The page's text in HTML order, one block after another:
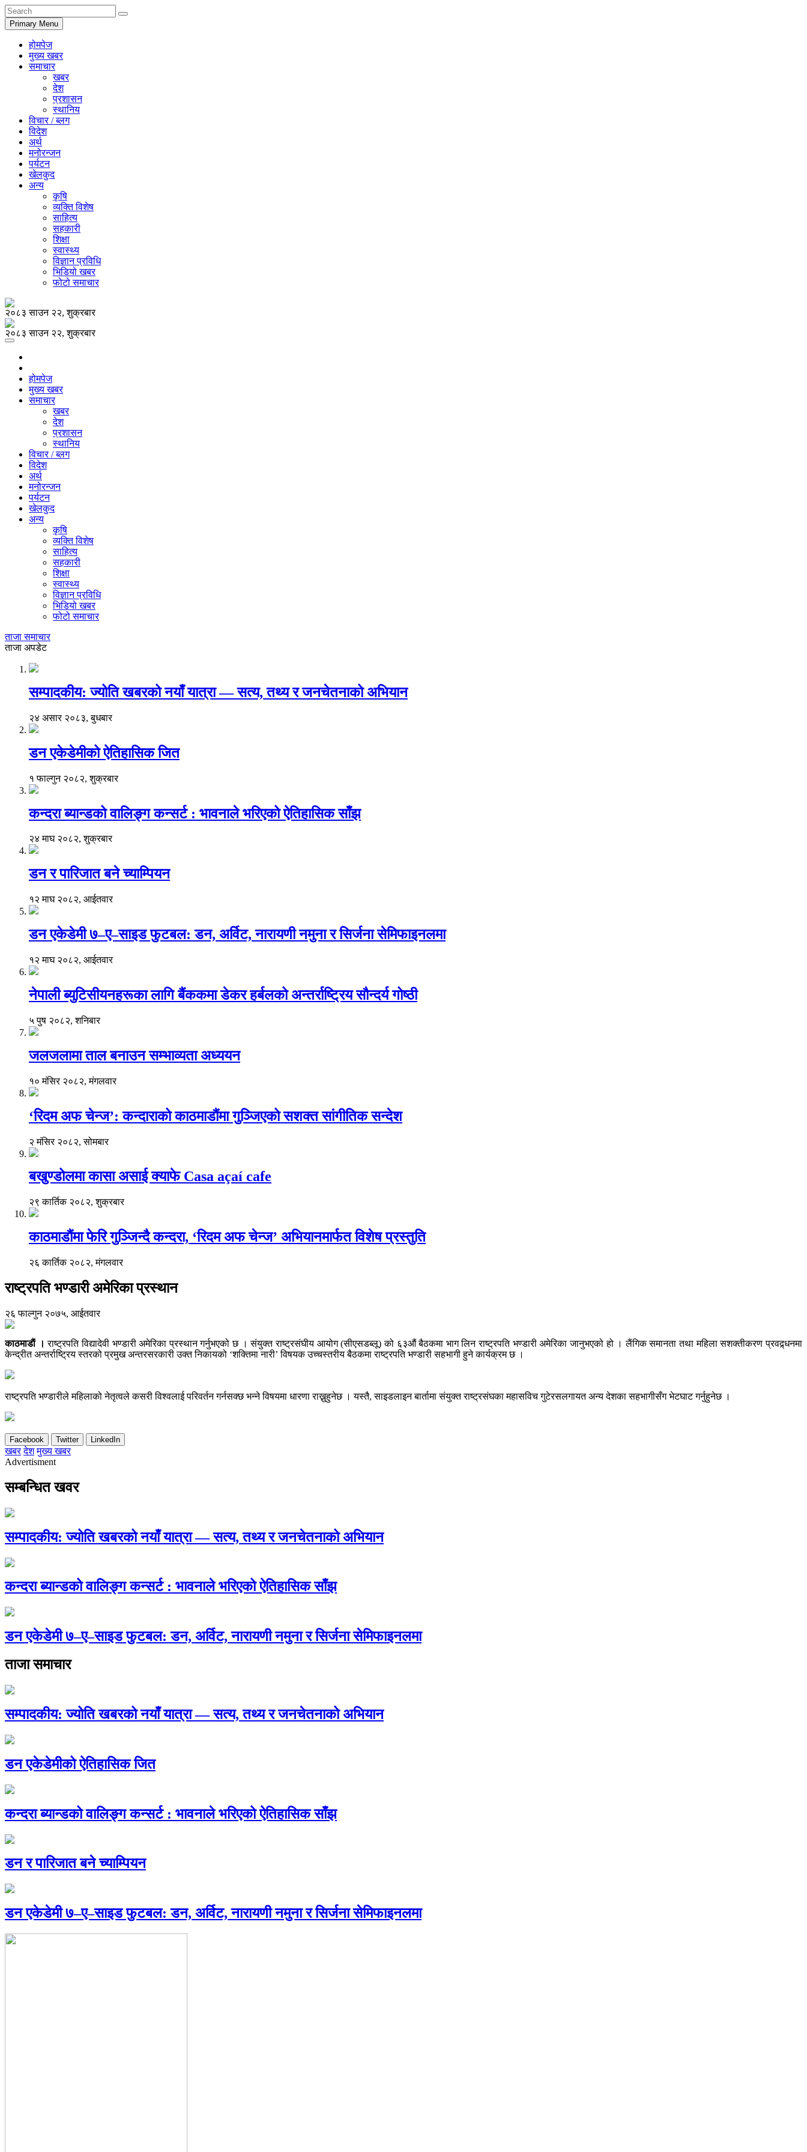
Primary Menu
होमपेज
मुख्य खबर
समाचार
खबर
देश
प्रशासन
स्थानिय
विचार / ब्लग
विदेश
अर्थ
मनोरन्जन
पर्यटन
खेलकुद
अन्य
कृषि
व्यक्ति विशेष
साहित्य
सहकारी
शिक्षा
स्वास्थ्य
विज्ञान प्रविधि
भिडियो खबर
फोटो समाचार
२०८३ साउन २२, शुक्रबार
२०८३ साउन २२, शुक्रबार
होमपेज
मुख्य खबर
समाचार
खबर
देश
प्रशासन
स्थानिय
विचार / ब्लग
विदेश
अर्थ
मनोरन्जन
पर्यटन
खेलकुद
अन्य
कृषि
व्यक्ति विशेष
साहित्य
सहकारी
शिक्षा
स्वास्थ्य
विज्ञान प्रविधि
भिडियो खबर
फोटो समाचार
ताजा समाचार
ताजा अपडेट
सम्पादकीय: ज्योति खबरको नयाँ यात्रा — सत्य, तथ्य र जनचेतनाको अभियान
२४ असार २०८३, बुधबार
डन एकेडेमीको ऐतिहासिक जित
१ फाल्गुन २०८२, शुक्रबार
कन्दरा ब्यान्डको वालिङ्ग कन्सर्ट : भावनाले भरिएको ऐतिहासिक साँझ
२४ माघ २०८२, शुक्रबार
डन र पारिजात बने च्याम्पियन
१२ माघ २०८२, आईतवार
डन एकेडेमी ७–ए–साइड फुटबल: डन, अर्विट, नारायणी नमुना र सिर्जना सेमिफाइनलमा
१२ माघ २०८२, आईतवार
नेपाली ब्युटिसीयनहरूका लागि बैंककमा डेकर हर्बलको अन्तर्राष्ट्रिय सौन्दर्य गोष्ठी
५ पुष २०८२, शनिबार
जलजलामा ताल बनाउन सम्भाव्यता अध्ययन
१० मंसिर २०८२, मंगलवार
‘रिदम अफ चेन्ज’: कन्दाराको काठमाडौंमा गुञ्जिएको सशक्त सांगीतिक सन्देश
२ मंसिर २०८२, सोमबार
बखुण्डोलमा कासा असाई क्याफे Casa açaí cafe
२९ कार्तिक २०८२, शुक्रबार
काठमाडौंमा फेरि गुञ्जिन्दै कन्दरा, ‘रिदम अफ चेन्ज’ अभियानमार्फत विशेष प्रस्तुति
२६ कार्तिक २०८२, मंगलवार
राष्ट्रपति भण्डारी अमेरिका प्रस्थान
२६ फाल्गुन २०७५, आईतवार
काठमाडाैं । राष्ट्रपति विद्यादेवी भण्डारी अमेरिका प्रस्थान गर्नुभएको छ । संयुक्त राष्ट्रसंघीय आयोग (सीएसडब्लू) को ६३औं बैठकमा भाग लिन राष्ट्रपति भण्डारी अमेरिका जानुभएको हो । लैंगिक समानता तथा महिला सशक्तीकरण प्रवद्र्धनमा
केन्द्रीत अन्तर्राष्ट्रिय स्तरको प्रमुख अन्तरसरकारी उक्त निकायको ‘शक्तिमा नारी’ विषयक उच्चस्तरीय बैठकमा राष्ट्रपति भण्डारी सहभागी हुने कार्यक्रम छ ।
राष्ट्रपति भण्डारीले महिलाको नेतृत्वले कसरी विश्वलाई परिवर्तन गर्नसक्छ भन्ने विषयमा धारणा राख्नुहुनेछ । यस्तै, साइडलाइन बार्तामा संयुक्त राष्ट्रसंघका महासविच गुटेरसलगायत अन्य देशका सहभागीसँग भेटघाट गर्नुहुनेछ ।
Facebook Twitter LinkedIn
खबर देश मुख्य खबर
Advertisment
सम्बन्धित खवर
सम्पादकीय: ज्योति खबरको नयाँ यात्रा — सत्य, तथ्य र जनचेतनाको अभियान
कन्दरा ब्यान्डको वालिङ्ग कन्सर्ट : भावनाले भरिएको ऐतिहासिक साँझ
डन एकेडेमी ७–ए–साइड फुटबल: डन, अर्विट, नारायणी नमुना र सिर्जना सेमिफाइनलमा
ताजा समाचार
सम्पादकीय: ज्योति खबरको नयाँ यात्रा — सत्य, तथ्य र जनचेतनाको अभियान
डन एकेडेमीको ऐतिहासिक जित
कन्दरा ब्यान्डको वालिङ्ग कन्सर्ट : भावनाले भरिएको ऐतिहासिक साँझ
डन र पारिजात बने च्याम्पियन
डन एकेडेमी ७–ए–साइड फुटबल: डन, अर्विट, नारायणी नमुना र सिर्जना सेमिफाइनलमा